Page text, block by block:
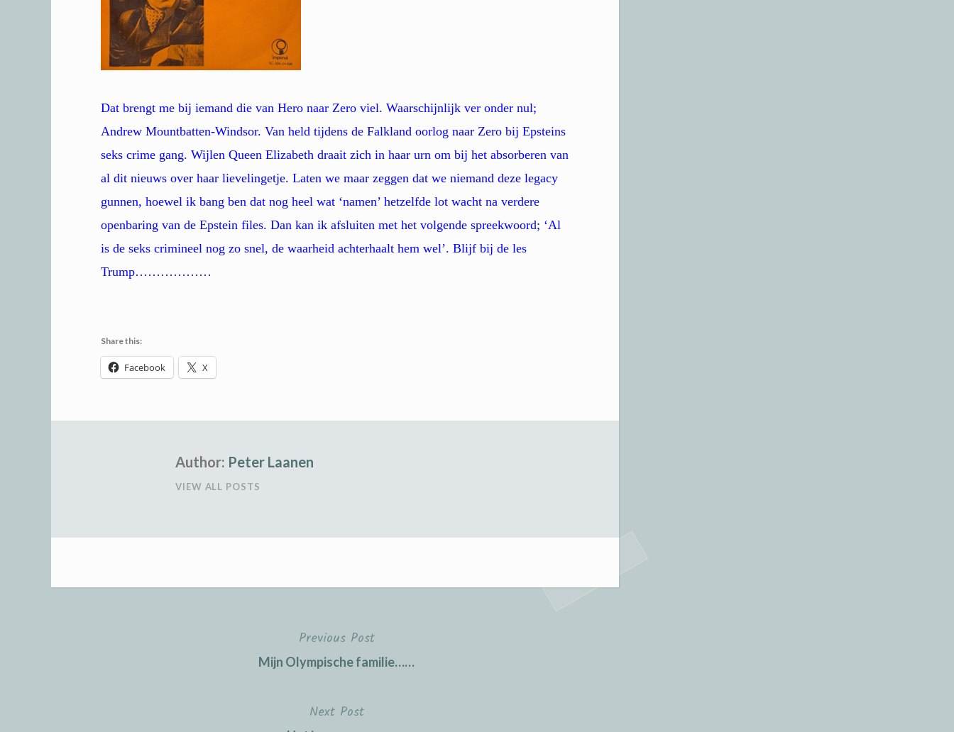
Dat brengt me bij iemand die van Hero naar Zero viel. Waarschijnlijk ver onder nul;
Andrew Mountbatten-Windsor. Van held tijdens de Falkland oorlog naar Zero bij Epsteins
seks crime gang. Wijlen Queen Elizabeth draait zich in haar urn om bij het absorberen van
al dit nieuws over haar lievelingetje. Laten we maar zeggen dat we niemand deze legacy
gunnen, hoewel ik bang ben dat nog heel wat ‘namen’ hetzelfde lot wacht na verdere
openbaring van de Epstein files. Dan kan ik afsluiten met het volgende spreekwoord; ‘Al
is de seks crimineel nog zo snel, de waarheid achterhaalt hem wel’. Blijf bij de les
Trump………………
Share this:
Facebook X
Author: Peter Laanen
VIEW ALL POSTS
Previous Post
Mijn Olympische familie……
Next Post